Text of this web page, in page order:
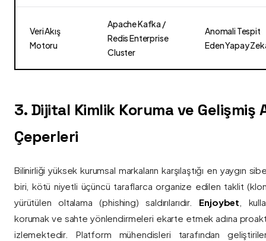
Veri Akış
Motoru
Apache Kafka /
Redis Enterprise
Cluster
Anomali Tespit
Eden Yapay
3. Dijital Kimlik Koruma ve Gelişmiş
Çeperleri
Bilinirliği yüksek kurumsal markaların karşılaştığı en yaygın
biri, kötü niyetli üçüncü taraflarca organize edilen taklit
yürütülen oltalama (phishing) saldırılarıdır. Enjoybet ,
korumak ve sahte yönlendirmeleri ekarte etmek adına
izlemektedir. Platform mühendisleri tarafından